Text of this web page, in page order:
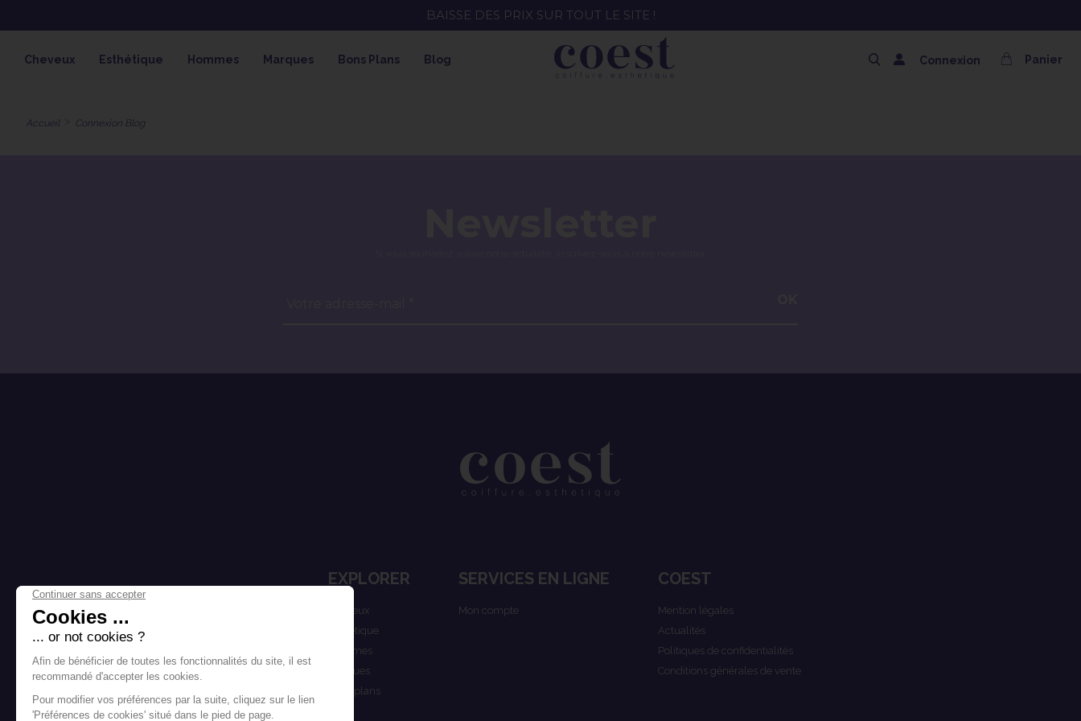
BAISSE DES PRIX SUR TOUT LE SITE !
Cheveux Esthétique Hommes Marques Bons Plans Blog Connexion Panier
Accueil Connexion Blog
EXPLORER
Cheveux
Esthétique
Hommes
Marques
Bons plans
SERVICES EN LIGNE
Mon compte
COEST
Mention légales
Actualités
Politiques de confidentialités
Conditions générales de vente